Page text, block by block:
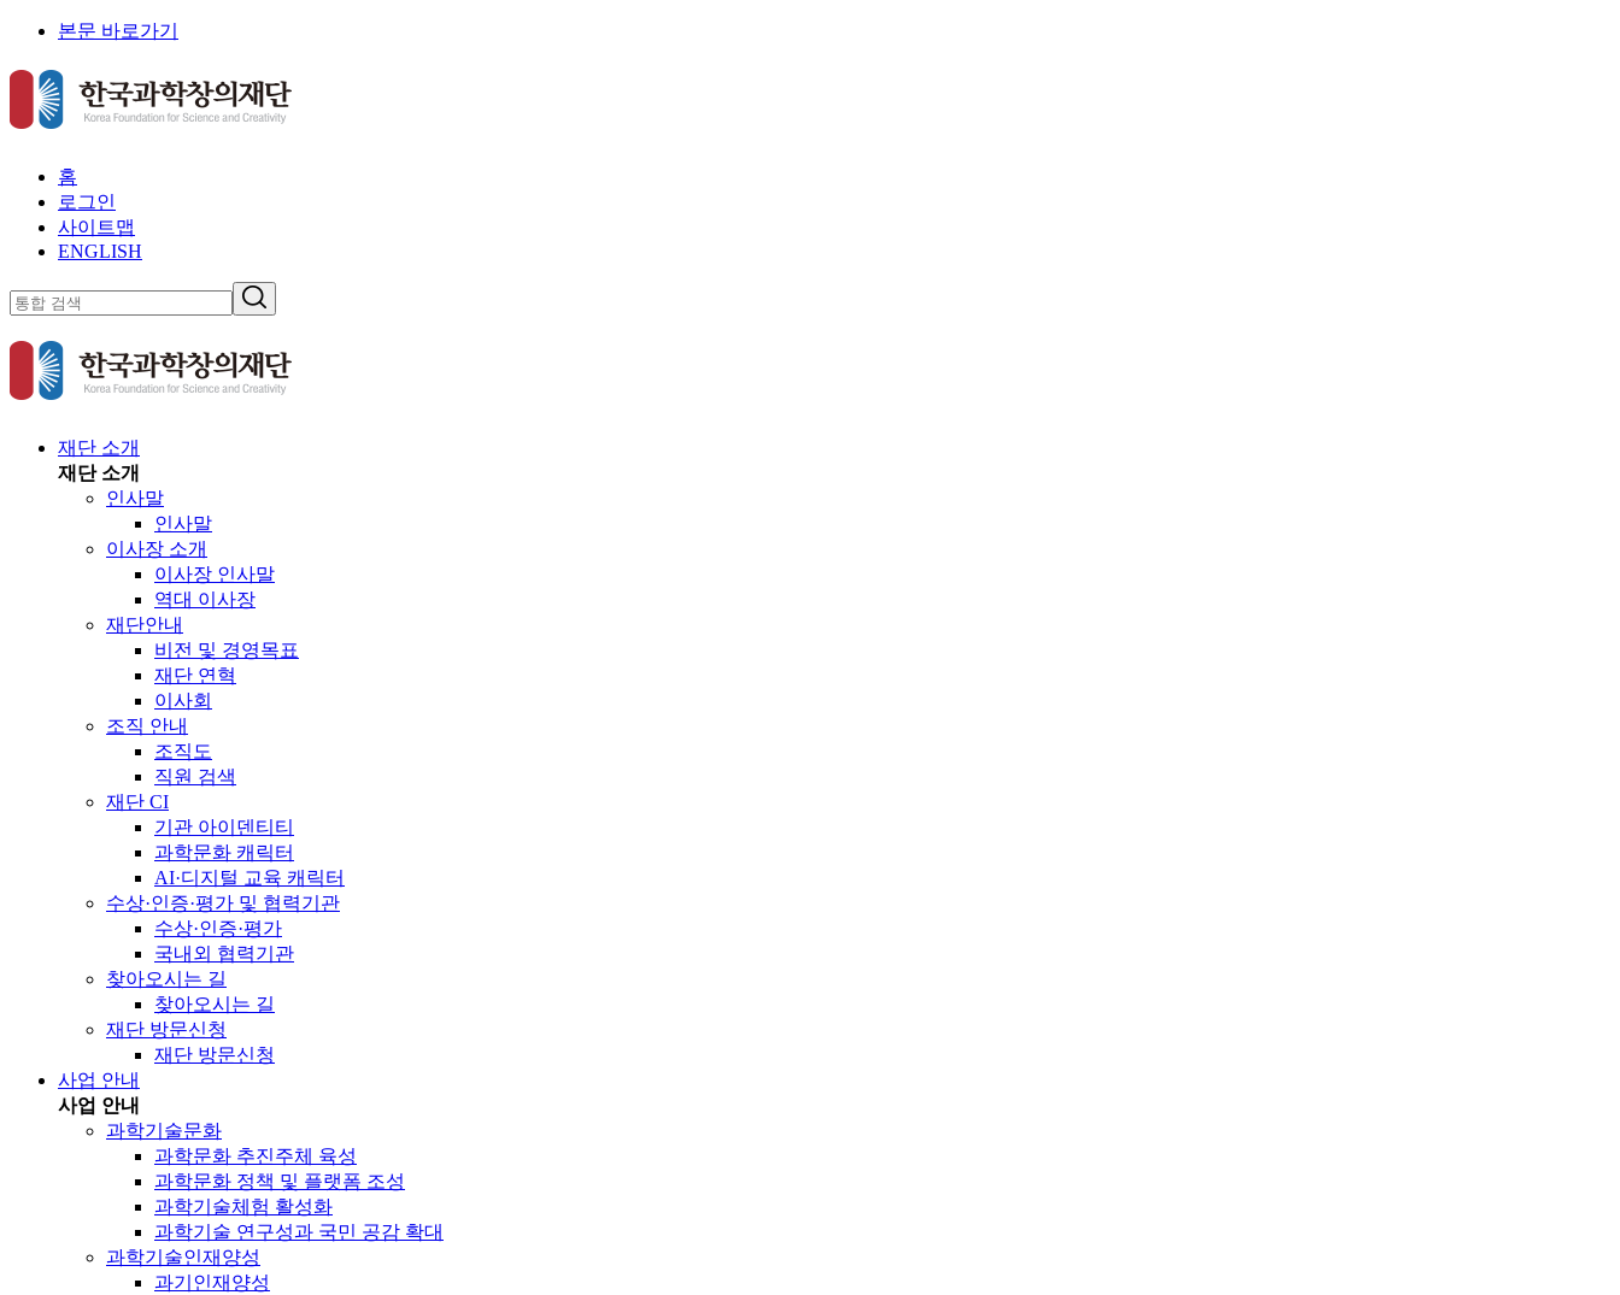
본문 바로가기
홈
로그인
사이트맵
ENGLISH
재단 소개
재단 소개
인사말
인사말
이사장 소개
이사장 인사말
역대 이사장
재단안내
비전 및 경영목표
재단 연혁
이사회
조직 안내
조직도
직원 검색
재단 CI
기관 아이덴티티
과학문화 캐릭터
AI·디지털 교육 캐릭터
수상·인증·평가 및 협력기관
수상·인증·평가
국내외 협력기관
찾아오시는 길
찾아오시는 길
재단 방문신청
재단 방문신청
사업 안내
사업 안내
과학기술문화
과학문화 추진주체 육성
과학문화 정책 및 플랫폼 조성
과학기술체험 활성화
과학기술 연구성과 국민 공감 확대
과학기술인재양성
과기인재양성